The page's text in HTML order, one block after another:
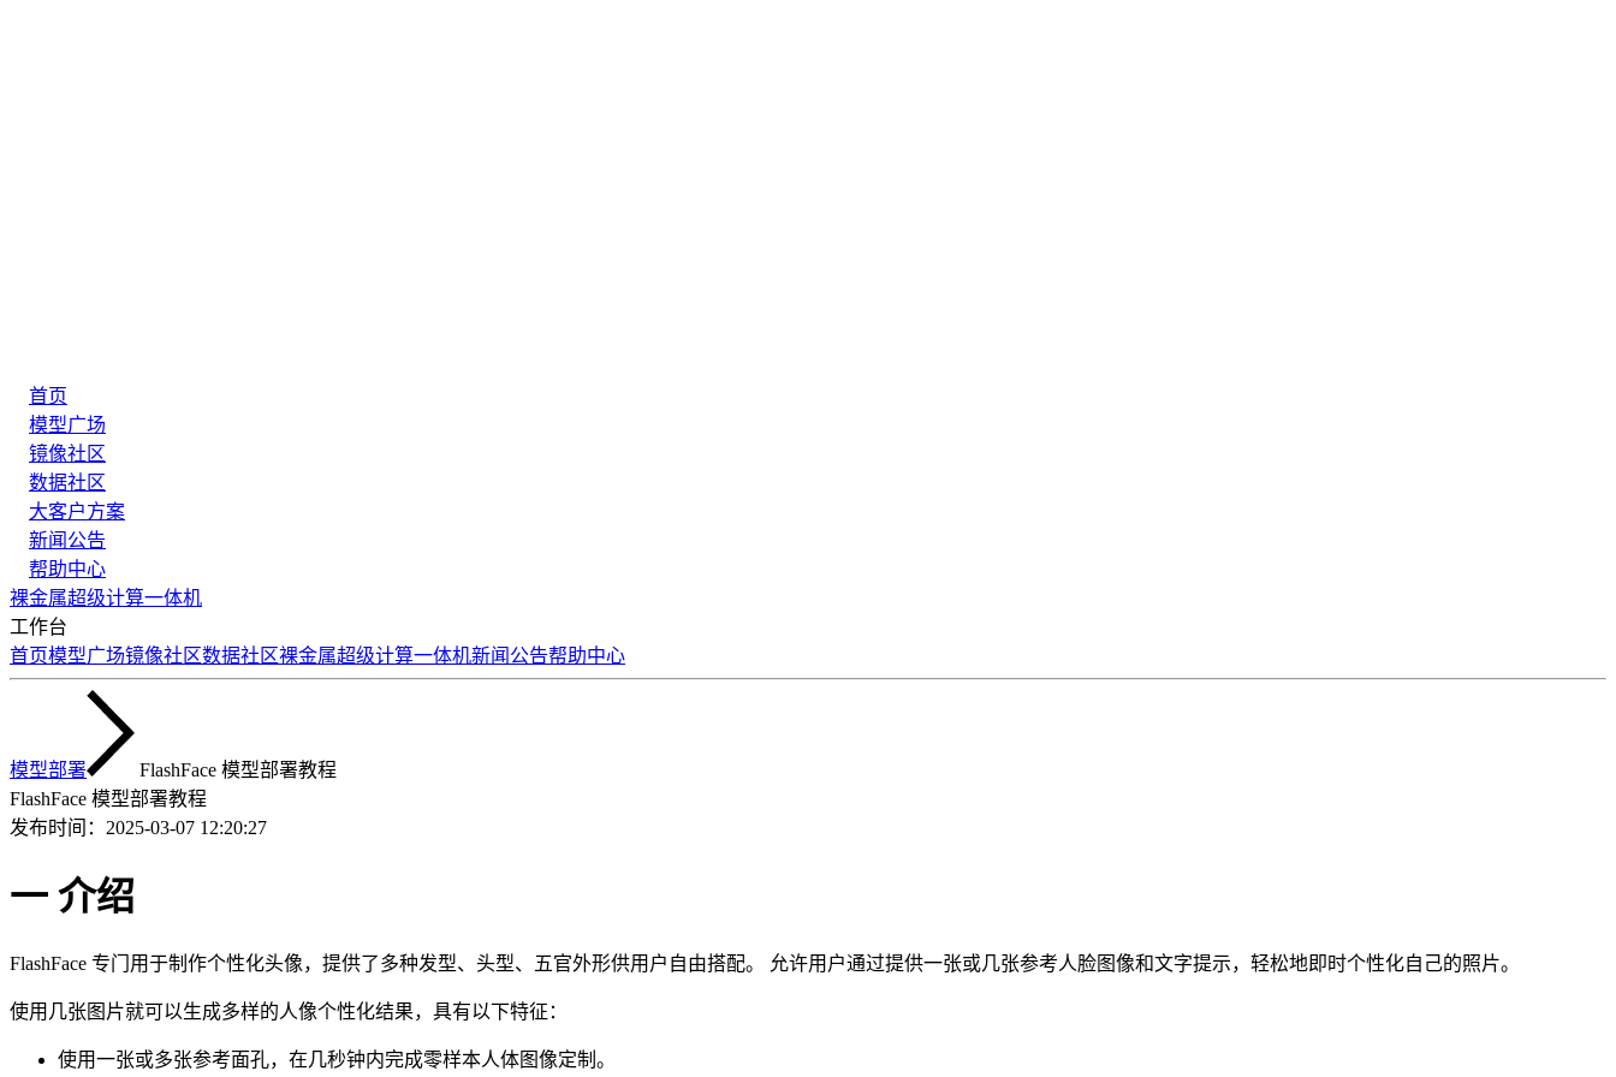
首页
模型广场
镜像社区
数据社区
大客户方案
新闻公告
帮助中心
裸金属超级计算一体机
工作台
首页模型广场镜像社区数据社区裸金属超级计算一体机新闻公告帮助中心
模型部署
FlashFace 模型部署教程
FlashFace 模型部署教程
发布时间： 2025-03-07 12:20:27
一 介绍
FlashFace 专门用于制作个性化头像，提供了多种发型、‌头型、‌五官外形供用户自由搭配。‌ 允许用户通过提供一张或几张参考人脸图像和文字提示，‌轻松地即时个性化自己的照片。‌
使用几张图片就可以生成多样的人像个性化结果，具有以下特征：
使用一张或多张参考面孔，在几秒钟内完成零样本人体图像定制。